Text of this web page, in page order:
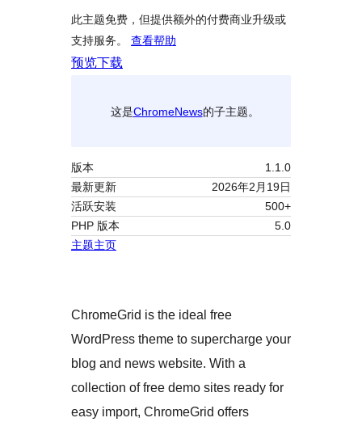
此主题免费，但提供额外的付费商业升级或
支持服务。 查看帮助
预览下载
这是ChromeNews的子主题。
版本
1.1.0
最新更新
2026年2月19日
活跃安装
500+
PHP 版本
5.0
主题主页
ChromeGrid is the ideal free
WordPress theme to supercharge your
blog and news website. With a
collection of free demo sites ready for
easy import, ChromeGrid offers